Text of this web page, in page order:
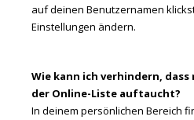
auf deinen Benutzernamen
Einstellungen ändern.
Wie kann ich verhindern,
der Online-Liste auftaucht?
In deinem persönlichen Bereich